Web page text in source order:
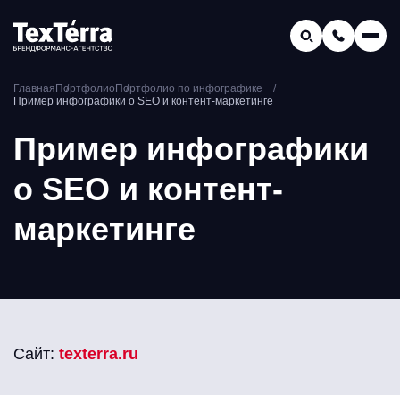
Поиск по услугам и статьям...
Заказать звонок
Телефон отдела продаж:
8 (800) 775-16-41
Наш e-mail:
Главная Портфолио Портфолио по инфографике
Пример инфографики о SEO и контент-маркетинге
Пример инфографики
о SEO и контент-
маркетинге
Сайт: texterra.ru